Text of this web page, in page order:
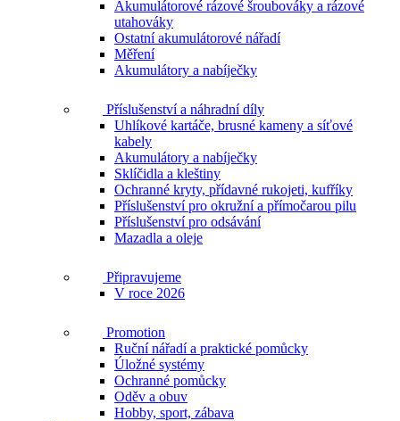
Akumulátorové rázové šroubováky a rázové
utahováky
Ostatní akumulátorové nářadí
Měření
Akumulátory a nabíječky
Příslušenství a náhradní díly
Uhlíkové kartáče, brusné kameny a síťové
kabely
Akumulátory a nabíječky
Sklíčidla a kleštiny
Ochranné kryty, přídavné rukojeti, kufříky
Příslušenství pro okružní a přímočarou pilu
Příslušenství pro odsávání
Mazadla a oleje
Připravujeme
V roce 2026
Promotion
Ruční nářadí a praktické pomůcky
Úložné systémy
Ochranné pomůcky
Oděv a obuv
Hobby, sport, zábava